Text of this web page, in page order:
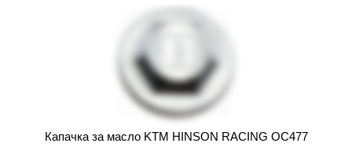
Капачка за масло KTM HINSON RACING OC477